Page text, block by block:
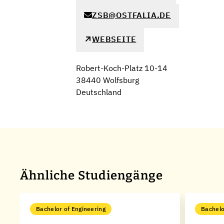
ZSB@OSTFALIA.DE
WEBSEITE
Robert-Koch-Platz 10-14
38440 Wolfsburg
Deutschland
Ähnliche Studiengänge
Bachelor of Engineering